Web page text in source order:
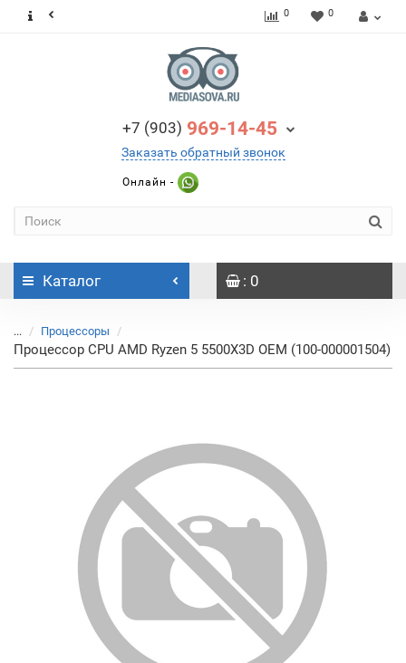
0 0
+7 (903) 969-14-45
Заказать обратный звонок
Онлайн -
Каталог : 0
... Процессоры
Процессор CPU AMD Ryzen 5 5500X3D OEM (100-000001504)